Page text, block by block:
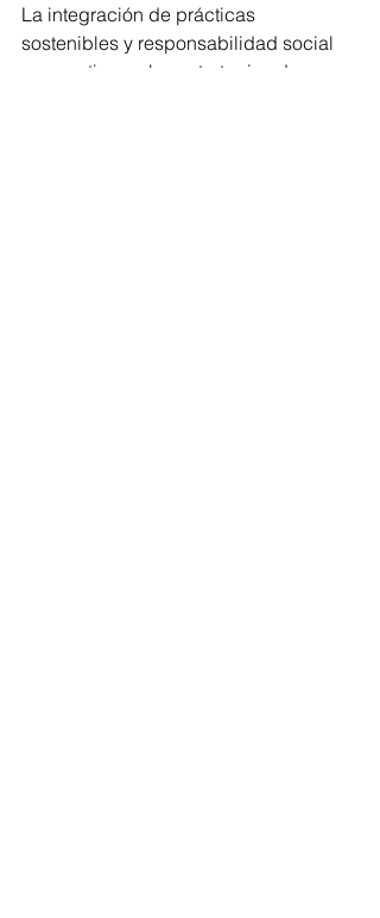
La integración de prácticas
sostenibles y responsabilidad social
corporativa en las estrategias de